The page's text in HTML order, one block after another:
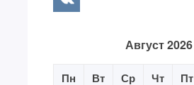
Август 2026
Пн Вт Ср Чт Пт